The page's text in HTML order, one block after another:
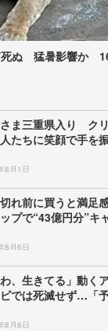
死ぬ 猛暑影響か
ま三重県入り ク
たちに笑顔で手
8月1日
切れ前に買うと満足
プで“43億円分”
8月6日
わ、生きてる」動
では死滅せず…「
8月6日